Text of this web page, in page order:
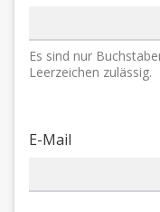
Es sind nur
Leerzeichen zulässig.
E-Mail